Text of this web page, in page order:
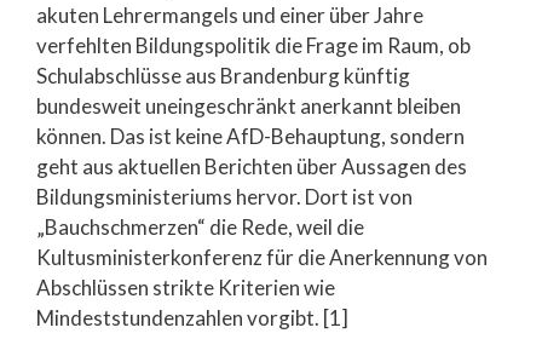
akuten Lehrermangels und einer über Jahre
verfehlten Bildungspolitik die Frage im Raum, ob
Schulabschlüsse aus Brandenburg künftig
bundesweit uneingeschränkt anerkannt bleiben
können. Das ist keine AfD-Behauptung, sondern
geht aus aktuellen Berichten über Aussagen des
Bildungsministeriums hervor. Dort ist von
„Bauchschmerzen“ die Rede, weil die
Kultusministerkonferenz für die Anerkennung von
Abschlüssen strikte Kriterien wie
Mindeststundenzahlen vorgibt. [1]